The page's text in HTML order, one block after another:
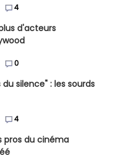
4
d'acteurs
0
silence" : les sourds
4
pros du cinéma